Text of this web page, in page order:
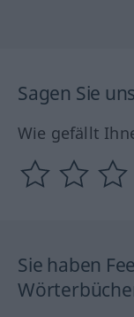
Sagen Sie
Wie gefällt
Sie haben